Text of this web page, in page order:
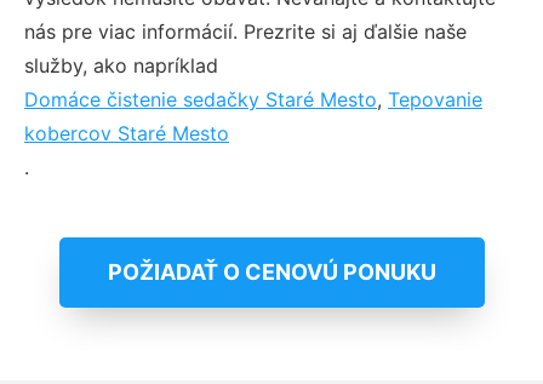
nás pre viac informácií. Prezrite si aj ďalšie naše
služby, ako napríklad
Domáce čistenie sedačky Staré Mesto, Tepovanie
kobercov Staré Mesto
.
POŽIADAŤ O CENOVÚ PONUKU